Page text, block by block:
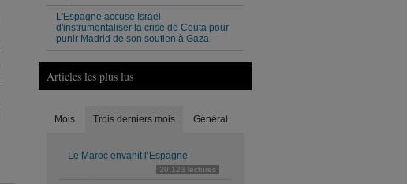
L'Espagne accuse Israël
d'instrumentaliser la crise de Ceuta pour
punir Madrid de son soutien à Gaza
Articles les plus lus
Mois Trois derniers mois Général
Le Maroc envahit l’Espagne
20,123 lectures